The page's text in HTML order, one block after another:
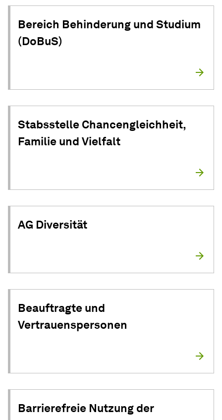
Bereich Behinderung und Studium
(DoBuS)
Stabsstelle Chancengleichheit,
Familie und Vielfalt
AG Diversität
Beauftragte und
Vertrauenspersonen
Barrierefreie Nutzung der